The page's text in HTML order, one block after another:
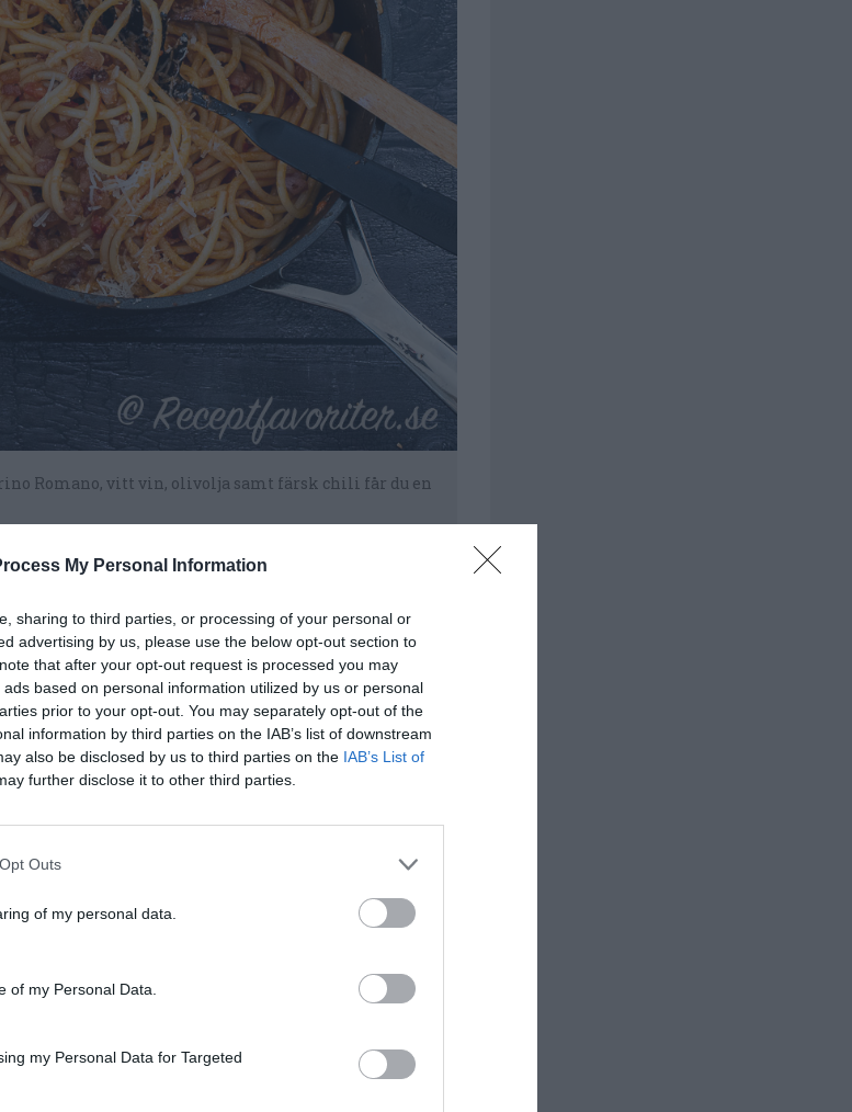
My Personal Information
sharing to third parties, or processing of your personal or
advertising by us, please use the below opt-out section to
that after your opt-out request is processed you may
based on personal information utilized by us or personal
prior to your opt-out. You may separately opt-out of the
information by third parties on the IAB’s list of downstream
also be disclosed by us to third parties on the IAB’s List of
further disclose it to other third parties.
Outs
of my personal data.
of my Personal Data.
my Personal Data for Targeted
Romano, vitt vin, olivolja samt färsk chili får du en